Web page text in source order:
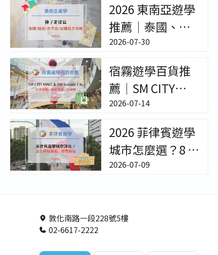
2026 東南亞遊學
推薦｜泰國、越
南、峇里島冬夏
令營與成人遊學
全攻略 - 非凡遊學
2026-07-30
宿霧遊學百貨推
薦｜SM CITY
MALL & SM
Seaside City｜百
貨位置/樓層環境/
櫃位餐廳超完整
－非凡遊學
2026-07-14
2026 菲律賓遊學
城市怎麼選？8 大
熱門城市、語言
凡遊學
2026-07-09
02-6617-2222
敦化南路一段228號5樓